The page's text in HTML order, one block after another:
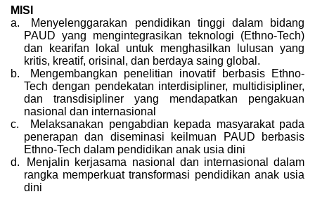
MISI
a.
Menyelenggarakan pendidikan tinggi dalam bidang
PAUD yang mengintegrasikan teknologi (Ethno-Tech)
dan kearifan lokal untuk menghasilkan lulusan yang
kritis, kreatif, orisinal, dan berdaya saing global.
b.
Mengembangkan penelitian inovatif berbasis Ethno-
Tech dengan pendekatan interdisipliner, multidisipliner,
dan transdisipliner yang mendapatkan pengakuan
nasional dan internasional
c.
Melaksanakan pengabdian kepada masyarakat pada
penerapan dan diseminasi keilmuan PAUD berbasis
Ethno-Tech dalam pendidikan anak usia dini
d.
Menjalin kerjasama nasional dan internasional dalam
rangka memperkuat transformasi pendidikan anak usia
dini